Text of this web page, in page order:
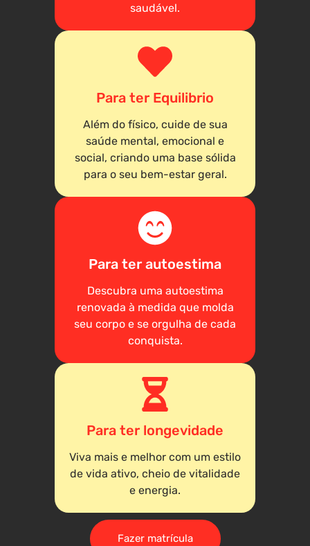
saudável.
Para ter Equilibrio
Além do físico, cuide de sua
saúde mental, emocional e
social, criando uma base sólida
para o seu bem-estar geral.
Para ter autoestima
Descubra uma autoestima
renovada à medida que molda
seu corpo e se orgulha de cada
conquista.
Para ter longevidade
Viva mais e melhor com um estilo
de vida ativo, cheio de vitalidade
e energia.
Fazer matrícula